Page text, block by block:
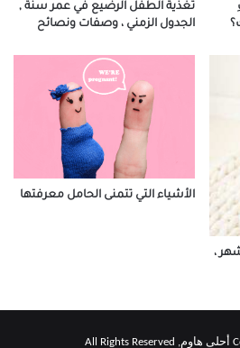
تغذية الطفل الرضيع في عمر سنة ,
الجدول الزمني ، وصفات ونصائح
الرضيع بعمر 9 اشهر ،
الأشياء التي تتمنى الحامل معرفتها